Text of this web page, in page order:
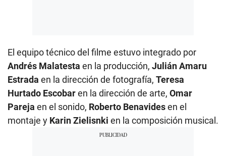
El equipo técnico del filme estuvo integrado por
Andrés Malatesta en la producción, Julián Amaru
Estrada en la dirección de fotografía, Teresa
Hurtado Escobaren la dirección de arte, Omar
Pareja en el sonido, Roberto Benavidesen el
montaje y Karin Zielisnki en la composición musical.